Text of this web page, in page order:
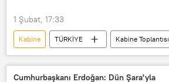
1 Şubat, 17:33
Kabine TÜRKİYE
Kabine Toplantısı
kabine listesi
yeni kabine
Cumhurbaşkanlığı Kabinesi
gündem
Cumhurbaşkanı Erdoğan: Dün Şara'yla